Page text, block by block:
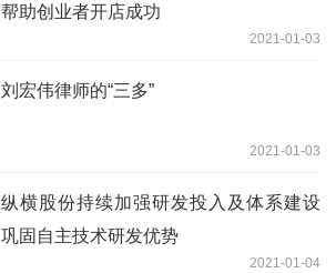
帮助创业者开店成功
2021-01-03
刘宏伟律师的“三多”
2021-01-03
纵横股份持续加强研发投入及体系建设
巩固自主技术研发优势
2021-01-04